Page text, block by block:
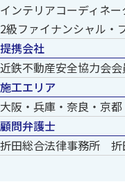
インテリアコーディネ
2級ファイナンシャル
提携会社
近鉄不動産安全協力会
施工エリア
大阪・兵庫・奈良・京都
顧問弁護士
折田総合法律事務所 折